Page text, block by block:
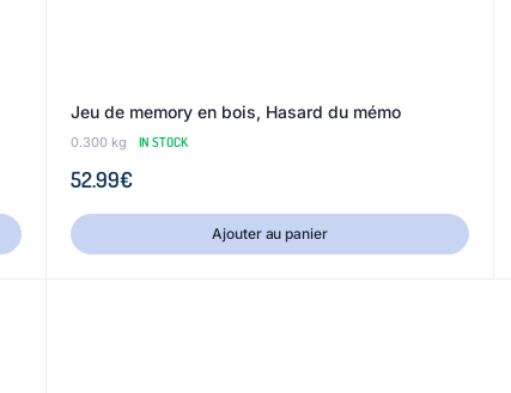
Jeu de memory en bois, Hasard du mémo
0.300 kg IN STOCK
52.99€
Ajouter au panier